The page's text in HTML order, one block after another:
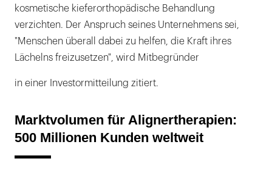
kosmetische kieferorthopädische Behandlung
verzichten. Der Anspruch seines Unternehmens sei,
"Menschen überall dabei zu helfen, die Kraft ihres
Lächelns freizusetzen", wird Mitbegründer
in einer Investormitteilung zitiert.
Marktvolumen für Alignertherapien:
500 Millionen Kunden weltweit